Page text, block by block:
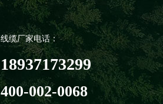
线缆厂家电话：
18937173299
400-002-0068